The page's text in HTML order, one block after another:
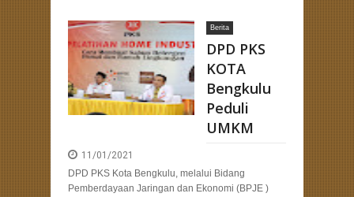
Berita
DPD PKS
KOTA
Bengkulu
Peduli
UMKM
11/01/2021
DPD PKS Kota Bengkulu, melalui Bidang
Pemberdayaan Jaringan dan Ekonomi (BPJE )